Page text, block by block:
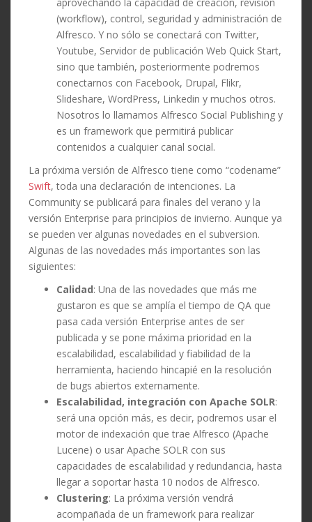
(workflow), control, seguridad y administración de
Alfresco. Y no sólo se conectará con Twitter,
Youtube, Servidor de publicación Web Quick Start,
sino que también, posteriormente podremos
conectarnos con Facebook, Drupal, Flikr,
Slideshare, WordPress, Linkedin y muchos otros.
Nosotros lo llamamos Alfresco Social Publishing y
es un framework que permitirá publicar
contenidos a cualquier canal social.
La próxima versión de Alfresco tiene como “codename”
Swift, toda una declaración de intenciones. La
Community se publicará para finales del verano y la
versión Enterprise para principios de invierno. Aunque ya
se pueden ver algunas novedades en el subversion.
Algunas de las novedades más importantes son las
siguientes:
Calidad: Una de las novedades que más me
gustaron es que se amplía el tiempo de QA que
pasa cada versión Enterprise antes de ser
publicada y se pone máxima prioridad en la
escalabilidad, escalabilidad y fiabilidad de la
herramienta, haciendo hincapié en la resolución
de bugs abiertos externamente.
Escalabilidad, integración con Apache SOLR:
será una opción más, es decir, podremos usar el
motor de indexación que trae Alfresco (Apache
Lucene) o usar Apache SOLR con sus
capacidades de escalabilidad y redundancia, hasta
llegar a soportar hasta 10 nodos de Alfresco.
Clustering: La próxima versión vendrá
acompañada de un framework para realizar